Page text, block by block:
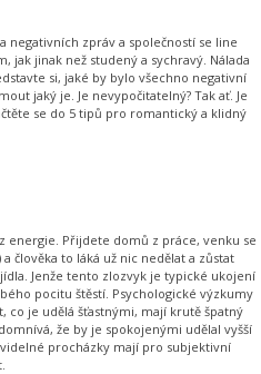
negativních zpráv a společností se line
jak jinak než studený a sychravý. Nálada
si, jaké by bylo všechno negativní
jaký je. Je nevypočitatelný? Tak ať. Je
se do 5 tipů pro romantický a klidný
energie. Přijdete domů z práce, venku se
člověka to láká už nic nedělat a zůstat
Jenže tento zlozvyk je typické ukojení
pocitu štěstí. Psychologické výzkumy
co je udělá šťastnými, mají krutě špatný
že by je spokojenými udělal vyšší
procházky mají pro subjektivní